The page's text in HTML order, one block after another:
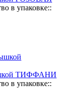
в упаковке::
ТИФФАНИ
в упаковке::